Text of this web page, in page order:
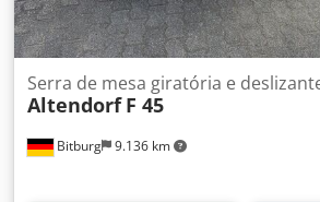
Bitburg 9.136 km
Serra de mesa giratória e
Altendorf F 45